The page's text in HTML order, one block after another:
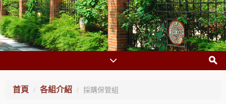
首頁 各組介紹 採購保管組